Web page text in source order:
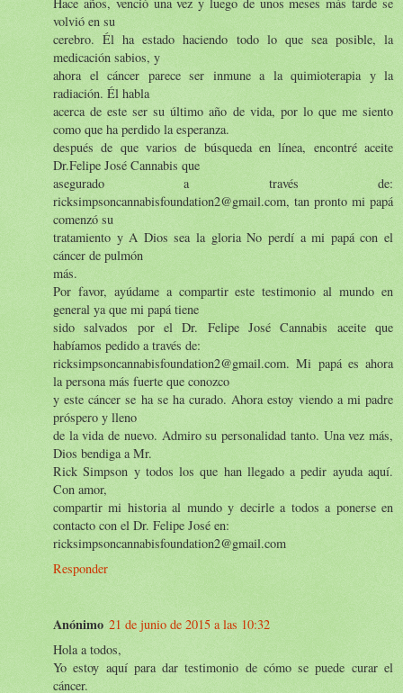
volvió en su
cerebro. Él ha estado haciendo todo lo que sea posible, la
medicación sabios, y
ahora el cáncer parece ser inmune a la quimioterapia y la
radiación. Él habla
acerca de este ser su último año de vida, por lo que me siento
como que ha perdido la esperanza.
después de que varios de búsqueda en línea, encontré aceite
Dr.Felipe José Cannabis que
asegurado a través de:
ricksimpsoncannabisfoundation2@gmail.com, tan pronto mi papá
comenzó su
tratamiento y A Dios sea la gloria No perdí a mi papá con el
cáncer de pulmón
más.
Por favor, ayúdame a compartir este testimonio al mundo en
general ya que mi papá tiene
sido salvados por el Dr. Felipe José Cannabis aceite que
habíamos pedido a través de:
ricksimpsoncannabisfoundation2@gmail.com. Mi papá es ahora
la persona más fuerte que conozco
y este cáncer se ha se ha curado. Ahora estoy viendo a mi padre
próspero y lleno
de la vida de nuevo. Admiro su personalidad tanto. Una vez más,
Dios bendiga a Mr.
Rick Simpson y todos los que han llegado a pedir ayuda aquí.
Con amor,
compartir mi historia al mundo y decirle a todos a ponerse en
contacto con el Dr. Felipe José en:
ricksimpsoncannabisfoundation2@gmail.com
Responder
Anónimo 21 de junio de 2015 a las 10:32
Hola a todos,
Yo estoy aquí para dar testimonio de cómo se puede curar el
cáncer.